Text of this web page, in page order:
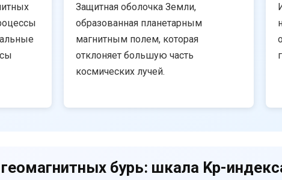
Защитная оболочка Земли,
образованная планетарным
магнитным полем, которая
отклоняет большую часть
космических лучей.
бурь: шкала Kp-